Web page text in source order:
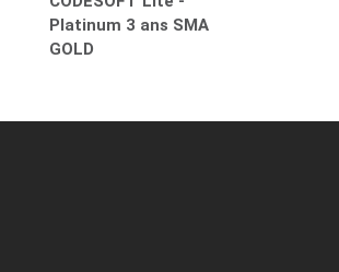
Platinum 3 ans SMA
GOLD